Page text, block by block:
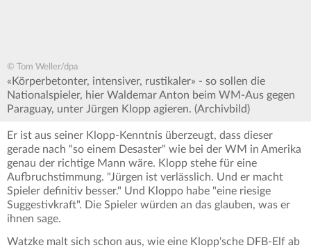
© Tom Weller/dpa
«Körperbetonter, intensiver, rustikaler» - so sollen die
Nationalspieler, hier Waldemar Anton beim WM-Aus gegen
Paraguay, unter Jürgen Klopp agieren. (Archivbild)
Er ist aus seiner Klopp-Kenntnis überzeugt, dass dieser
gerade nach "so einem Desaster" wie bei der WM in Amerika
genau der richtige Mann wäre. Klopp stehe für eine
Aufbruchstimmung. "Jürgen ist verlässlich. Und er macht
Spieler definitiv besser." Und Kloppo habe "eine riesige
Suggestivkraft". Die Spieler würden an das glauben, was er
ihnen sage.
Watzke malt sich schon aus, wie eine Klopp'sche DFB-Elf ab